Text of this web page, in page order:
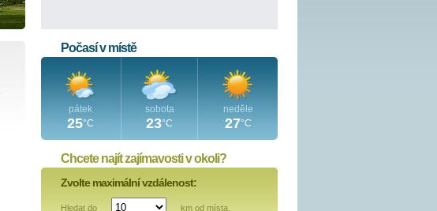
Počasí v místě
pátek
25°C
sobota
23°C
neděle
27°C
Chcete najít zajímavosti v okoli?
Zvolte maximální vzdálenost:
Hledat do km od místa.